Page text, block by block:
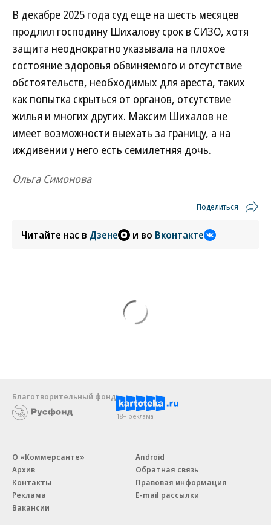
В декабре 2025 года суд еще на шесть месяцев
продлил господину Шихалову срок в СИЗО, хотя
защита неоднократно указывала на плохое
состояние здоровья обвиняемого и отсутствие
обстоятельств, необходимых для ареста, таких
как попытка скрыться от органов, отсутствие
жилья и многих других. Максим Шихалов не
имеет возможности выехать за границу, а на
иждивении у него есть семилетняя дочь.
Ольга Симонова
Поделиться
Читайте нас в Дзене и во Вконтакте
Благотворительный фонд
18+ реклама
О «Коммерсанте»
Архив
Контакты
Реклама
Вакансии
Android
Обратная связь
Правовая информация
E-mail рассылки